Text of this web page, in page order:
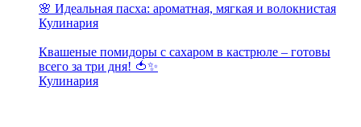
🌸 Идеальная пасха: ароматная, мягкая и волокнистая
Кулинария
Квашеные помидоры с сахаром в кастрюле – готовы
всего за три дня! 🍅✨
Кулинария